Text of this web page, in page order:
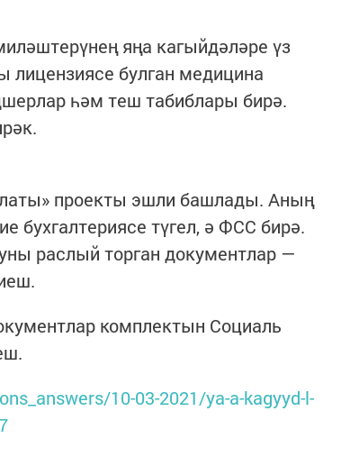
яңа кагыйдәләре үз
лицензиясе булган медицина
һәм теш табиблары бирә.
проекты эшли башлады. Аның
бухгалтериясе түгел, ә ФСС бирә.
раслый торган документлар —
комплектын Социаль
10-03-2021/ya-a-kagyyd-l-